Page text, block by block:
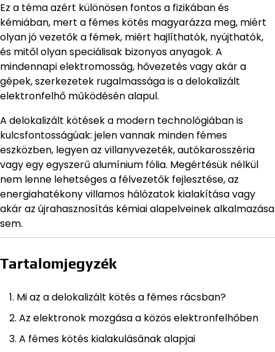
Ez a téma azért különösen fontos a fizikában és
kémiában, mert a fémes kötés magyarázza meg, miért
olyan jó vezetők a fémek, miért hajlíthatók, nyújthatók,
és mitől olyan speciálisak bizonyos anyagok. A
mindennapi elektromosság, hővezetés vagy akár a
gépek, szerkezetek rugalmassága is a delokalizált
elektronfelhő működésén alapul.
A delokalizált kötések a modern technológiában is
kulcsfontosságúak: jelen vannak minden fémes
eszközben, legyen az villanyvezeték, autókarosszéria
vagy egy egyszerű alumínium fólia. Megértésük nélkül
nem lenne lehetséges a félvezetők fejlesztése, az
energiahatékony villamos hálózatok kialakítása vagy
akár az újrahasznosítás kémiai alapelveinek alkalmazása
sem.
Tartalomjegyzék
Mi az a delokalizált kötés a fémes rácsban?
Az elektronok mozgása a közös elektronfelhőben
A fémes kötés kialakulásának alapjai